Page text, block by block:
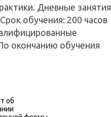
Дневные занятия
обучения: 200 часов
окончанию обучения
об